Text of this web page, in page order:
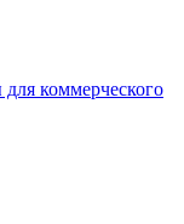
коммерческого